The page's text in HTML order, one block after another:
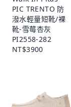
PIC TRENTO 防
潑水輕量短靴/裸
靴-雪莓杏灰
PI2558-282
NT$3900